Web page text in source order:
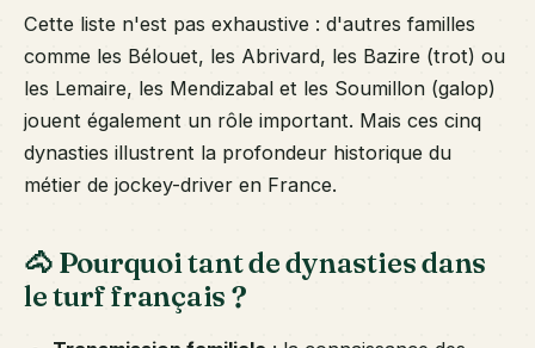
Cette liste n'est pas exhaustive : d'autres familles
comme les Bélouet, les Abrivard, les Bazire (trot) ou
les Lemaire, les Mendizabal et les Soumillon (galop)
jouent également un rôle important. Mais ces cinq
dynasties illustrent la profondeur historique du
métier de jockey-driver en France.
🐴 Pourquoi tant de dynasties dans
le turf français ?